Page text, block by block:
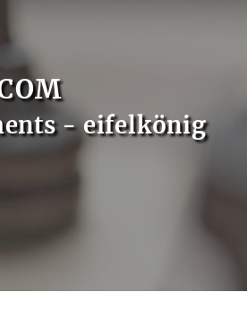
- eifelkönig